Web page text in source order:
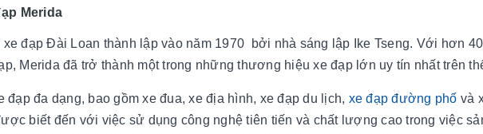
Merida
đạp Đài Loan thành lập vào năm 1970 bởi nhà sáng lập Ike Tseng. Với hơn
Merida đã trở thành một trong những thương hiệu xe đạp lớn uy tín nhất trên
đạp đa dạng, bao gồm xe đua, xe địa hình, xe đạp du lịch, xe đạp đường phố và
biết đến với việc sử dụng công nghệ tiên tiến và chất lượng cao trong việc